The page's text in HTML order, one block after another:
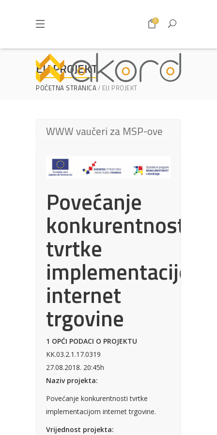
0
EU PROJEKT
POČETNA STRANICA EU PROJEKT
WWW vaučeri za MSP-ove
Povećanje
konkurentnosti
tvrtke
implementacijom
internet
trgovine
1 OPĆI PODACI O PROJEKTU
KK.03.2.1.17.0319
27.08.2018. 20:45h
Naziv projekta:
Povećanje konkurentnosti tvrtke
implementacijom internet trgovine.
Vrijednost projekta: